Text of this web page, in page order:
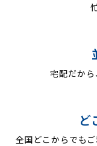
宅配だから
ど
全国どこからでも